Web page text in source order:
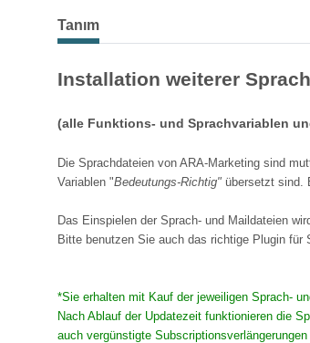
Tanım
Installation weiterer
(alle Funktions- und Sprachvariablen
Die Sprachdateien von ARA-Marketing sind
Variablen "Bedeutungs-Richtig" übersetzt sind.
Das Einspielen der Sprach- und Maildateien
Bitte benutzen Sie auch das richtige Plugin für
*Sie erhalten mit Kauf der jeweiligen Sprach-
Nach Ablauf der Updatezeit funktionieren die
auch vergünstigte